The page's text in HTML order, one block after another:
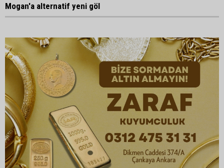
Mogan'a alternatif yeni göl